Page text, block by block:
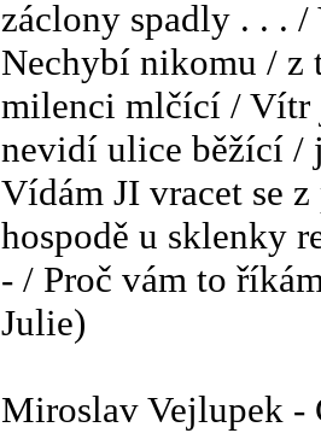
záclony spadly . . .
Nechybí nikomu / z
milenci mlčící / Vítr
nevidí ulice běžící /
Vídám JI vracet se
hospodě u sklenky
- / Proč vám to
Julie)
Miroslav Vejlupek -